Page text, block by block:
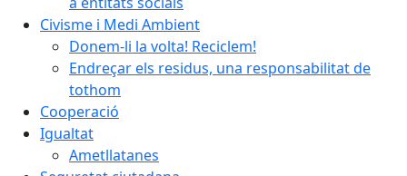
Civisme i Medi Ambient
Donem-li la volta! Reciclem!
Endreçar els residus, una responsabilitat de
tothom
Cooperació
Igualtat
Ametllatanes